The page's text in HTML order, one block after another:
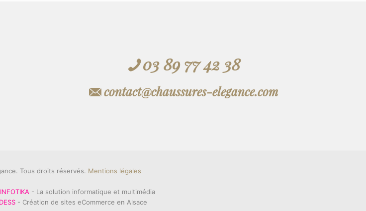
03 89 77 42 38
contact@chaussures-elegance.com
Tous droits réservés. Mentions légales
INFOTIKA - La solution informatique et multimédia
- Création de sites eCommerce en Alsace